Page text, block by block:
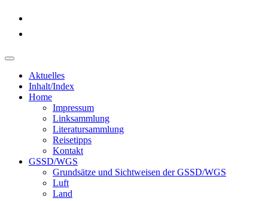
Aktuelles
Inhalt/Index
Home
Impressum
Linksammlung
Literatursammlung
Reisetipps
Kontakt
GSSD/WGS
Grundsätze und Sichtweisen der GSSD/WGS
Luft
Land